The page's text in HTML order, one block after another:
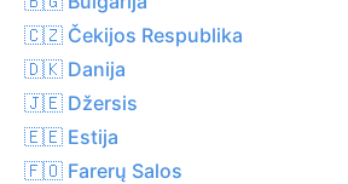
🇨🇿 Čekijos Respublika
🇩🇰 Danija
🇯🇪 Džersis
🇪🇪 Estija
🇫🇴 Farerų Salos